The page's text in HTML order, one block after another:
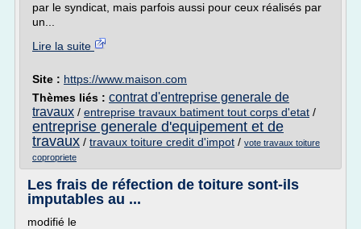
par le syndicat, mais parfois aussi pour ceux réalisés par
un...
Lire la suite
Site : https://www.maison.com
Thèmes liés : contrat d'entreprise generale de
travaux / entreprise travaux batiment tout corps d'etat /
entreprise generale d'equipement et de
travaux / travaux toiture credit d'impot / vote travaux toiture
copropriete
Les frais de réfection de toiture sont-ils
imputables au ...
modifié le